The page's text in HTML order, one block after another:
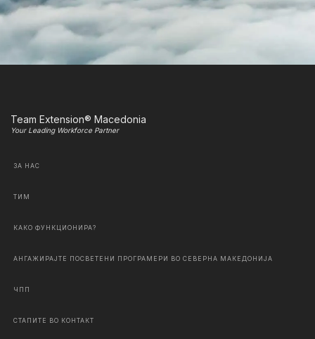
Team Extension® Macedonia
Your Leading Workforce Partner
ЗА НАС
ТИМ
КАКО ФУНКЦИОНИРА?
АНГАЖИРАЈТЕ ПОСВЕТЕНИ ПРОГРАМЕРИ ВО СЕВЕРНА МАКЕДОНИЈА
ЧПП
СТАПИТЕ ВО КОНТАКТ